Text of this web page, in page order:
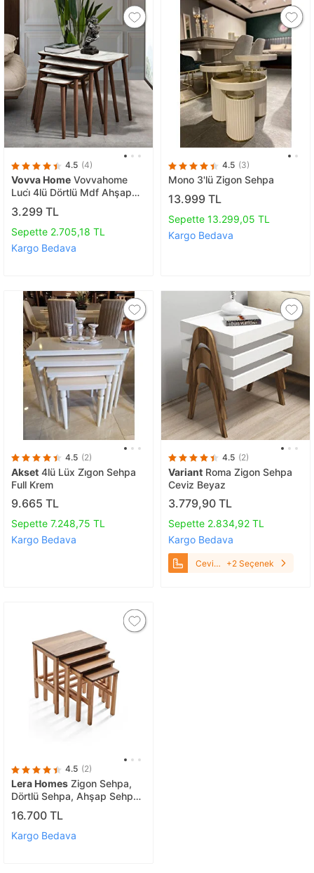
4.5 (4)
Vovva Home Vovvahome
Luci̇ 4lü Dörtlü Mdf Ahşap
Zi̇gon Sehpa - Beyaz
Mermer Desenli̇
3.299 TL
Sepette 2.705,18 TL
Kargo Bedava
4.5 (3)
Mono 3'lü Zigon Sehpa
13.999 TL
Sepette 13.299,05 TL
Kargo Bedava
4.5 (2)
Akset 4lü Lüx Zi̇gon Sehpa
Full Krem
9.665 TL
Sepette 7.248,75 TL
Kargo Bedava
4.5 (2)
Variant Roma Zigon Sehpa
Ceviz Beyaz
3.779,90 TL
Sepette 2.834,92 TL
Kargo Bedava
Ceviz
+2 Seçenek
4.5 (2)
Lera Homes Zigon Sehpa,
Dörtlü Sehpa, Ahşap Sehpa,
Modern Sehpa, Yan Sehpa,
Dekoratif Sehpa
16.700 TL
Kargo Bedava